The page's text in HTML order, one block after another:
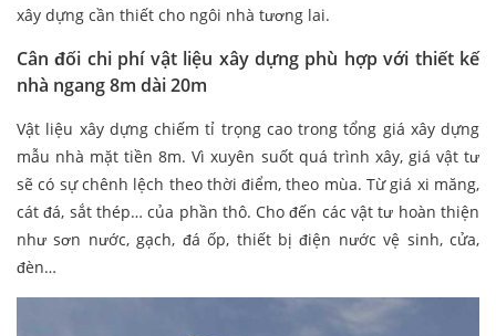
xây dựng cần thiết cho ngôi nhà tương lai.
Cân đối chi phí vật liệu xây dựng phù hợp với thiết kế
nhà ngang 8m dài 20m
Vật liệu xây dựng chiếm tỉ trọng cao trong tổng giá xây dựng
mẫu nhà mặt tiền 8m. Vì xuyên suốt quá trình xây, giá vật tư
sẽ có sự chênh lệch theo thời điểm, theo mùa. Từ giá xi măng,
cát đá, sắt thép… của phần thô. Cho đến các vật tư hoàn thiện
như sơn nước, gạch, đá ốp, thiết bị điện nước vệ sinh, cửa,
đèn…